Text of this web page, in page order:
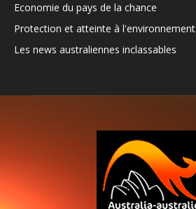
Economie du pays de la chance
Protection et atteinte à l'environnement
Les news australiennes inclassables